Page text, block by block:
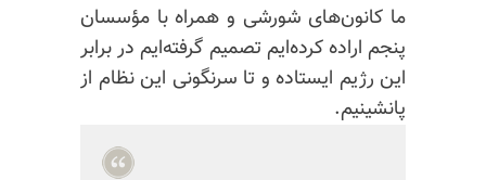
ما کانون‌های شورشی و همراه با مؤسسان
پنجم اراده کرده‌ایم تصمیم گرفته‌ایم در برابر
این رژیم ایستاده و تا سرنگونی این نظام از
پانشینیم.